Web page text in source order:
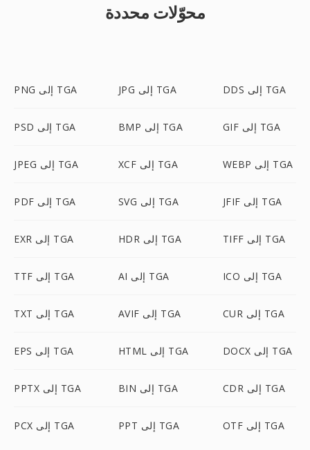
محوّلات محددة
PNG إلى TGA JPG إلى TGA DDS إلى TGA
PSD إلى TGA BMP إلى TGA GIF إلى TGA
JPEG إلى TGA XCF إلى TGA WEBP إلى TGA
PDF إلى TGA SVG إلى TGA JFIF إلى TGA
EXR إلى TGA HDR إلى TGA TIFF إلى TGA
TTF إلى TGA AI إلى TGA ICO إلى TGA
TXT إلى TGA AVIF إلى TGA CUR إلى TGA
EPS إلى TGA HTML إلى TGA DOCX إلى TGA
PPTX إلى TGA BIN إلى TGA CDR إلى TGA
PCX إلى TGA PPT إلى TGA OTF إلى TGA